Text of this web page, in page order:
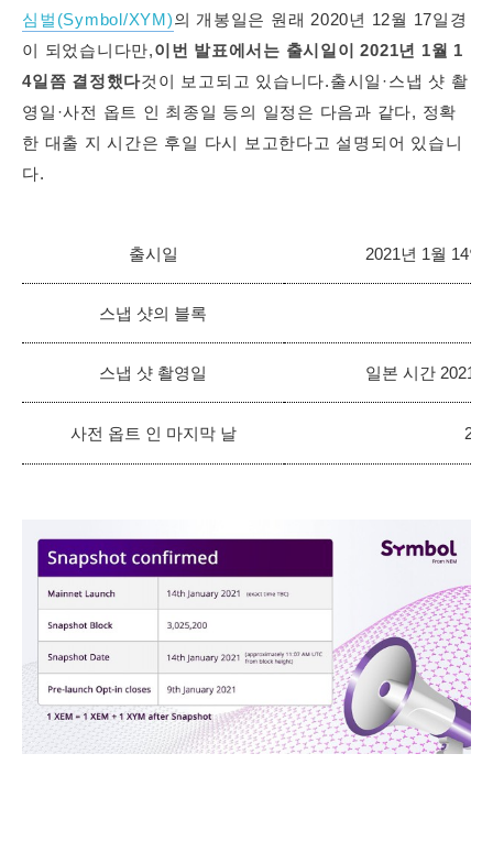
심벌(Symbol/XYM)의 개봉일은 원래 2020년 12월 17일경
이 되었습니다만,이번 발표에서는 출시일이 2021년 1월 1
4일쯤 결정했다것이 보고되고 있습니다.출시일·스냅 샷 촬
영일·사전 옵트 인 최종일 등의 일정은 다음과 같다, 정확
한 대출 지 시간은 후일 다시 보고한다고 설명되어 있습니
다.
출시일 2021년 1월 14
스냅 샷의 블록
스냅 샷 촬영일 일본 시간 2021
사전 옵트 인 마지막 날